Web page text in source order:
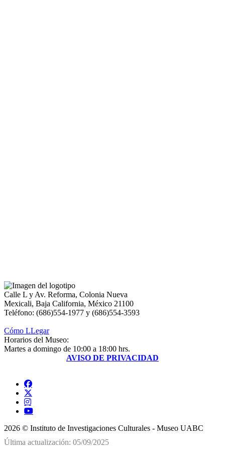
Calle L y Av. Reforma, Colonia Nueva
Mexicali, Baja California, México 21100
Teléfono: (686)554-1977 y (686)554-3593
Cómo LLegar
Horarios del Museo:
Martes a domingo de 10:00 a 18:00 hrs.
AVISO DE PRIVACIDAD
2026 © Instituto de Investigaciones Culturales - Museo UABC
Última actualización: 05/09/2025